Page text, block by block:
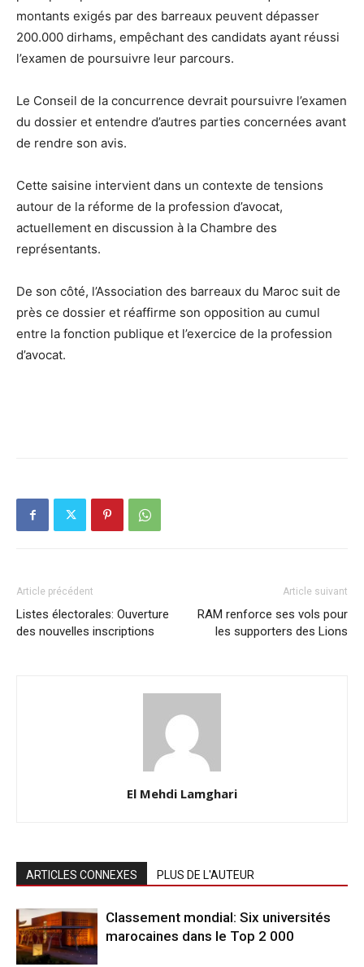
montants exigés par des barreaux peuvent dépasser
200.000 dirhams, empêchant des candidats ayant réussi
l’examen de poursuivre leur parcours.
Le Conseil de la concurrence devrait poursuivre l’examen
du dossier et entendre d’autres parties concernées avant
de rendre son avis.
Cette saisine intervient dans un contexte de tensions
autour de la réforme de la profession d’avocat,
actuellement en discussion à la Chambre des
représentants.
De son côté, l’Association des barreaux du Maroc suit de
près ce dossier et réaffirme son opposition au cumul
entre la fonction publique et l’exercice de la profession
d’avocat.
Article précédent
Listes électorales: Ouverture
des nouvelles inscriptions
Article suivant
RAM renforce ses vols pour
les supporters des Lions
El Mehdi Lamghari
ARTICLES CONNEXES PLUS DE L'AUTEUR
Classement mondial: Six universités
marocaines dans le Top 2 000